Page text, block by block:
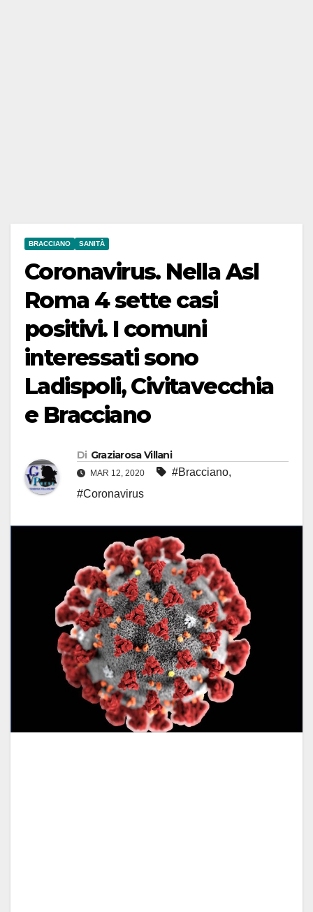
BRACCIANO SANITÀ
Coronavirus. Nella Asl
Roma 4 sette casi
positivi. I comuni
interessati sono
Ladispoli, Civitavecchia
e Bracciano
Di Graziarosa Villani
MAR 12, 2020 #Bracciano,
#Coronavirus